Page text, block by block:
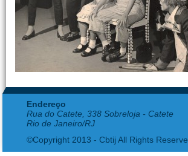
Endereço
Rua do Catete, 338 Sobreloja - Catete
Rio de Janeiro/RJ
©Copyright 2013 - Cbtij All Rights